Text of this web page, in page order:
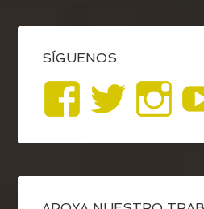
SÍGUENOS
Ver
perfil
de
Ver
de